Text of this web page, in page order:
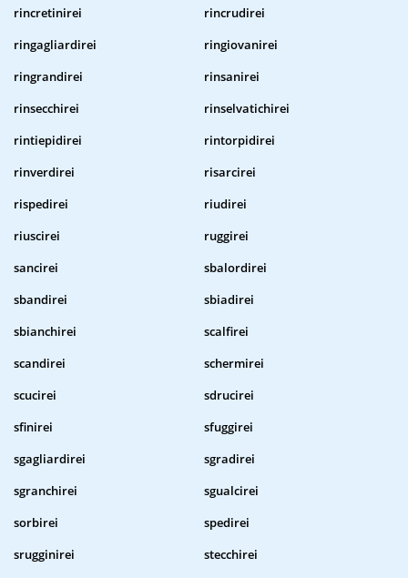
rincretinirei
rincrudirei
ringagliardirei
ringiovanirei
ringrandirei
rinsanirei
rinsecchirei
rinselvatichirei
rintiepidirei
rintorpidirei
rinverdirei
risarcirei
rispedirei
riudirei
riuscirei
ruggirei
sancirei
sbalordirei
sbandirei
sbiadirei
sbianchirei
scalfirei
scandirei
schermirei
scucirei
sdrucirei
sfinirei
sfuggirei
sgagliardirei
sgradirei
sgranchirei
sgualcirei
sorbirei
spedirei
srugginirei
stecchirei